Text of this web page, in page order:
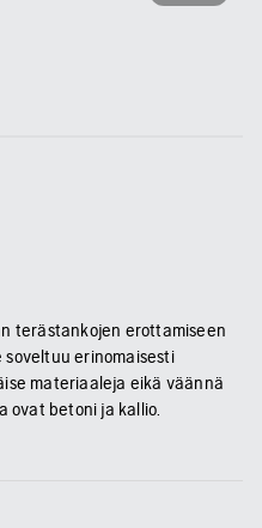
terästankojen erottamiseen
erinomaisesti
materiaaleja eikä väännä
ovat betoni ja kallio.